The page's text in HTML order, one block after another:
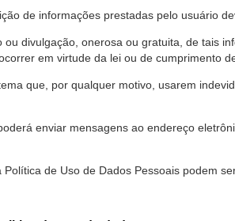
de informações prestadas pelo usuário
ou divulgação, onerosa ou gratuita, de tais
em virtude da lei ou de cumprimento
que, por qualquer motivo, usarem
enviar mensagens ao endereço
de Uso de Dados Pessoais podem